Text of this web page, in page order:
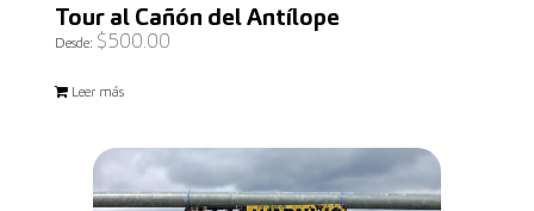
Tour al Cañón del Antílope
Desde: $500.00
Leer más